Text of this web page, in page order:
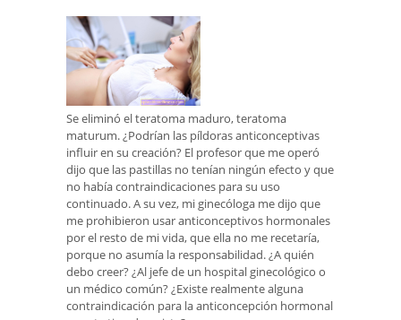
Se eliminó el teratoma maduro, teratoma
maturum. ¿Podrían las píldoras anticonceptivas
influir en su creación? El profesor que me operó
dijo que las pastillas no tenían ningún efecto y que
no había contraindicaciones para su uso
continuado. A su vez, mi ginecóloga me dijo que
me prohibieron usar anticonceptivos hormonales
por el resto de mi vida, que ella no me recetaría,
porque no asumía la responsabilidad. ¿A quién
debo creer? ¿Al jefe de un hospital ginecológico o
un médico común? ¿Existe realmente alguna
contraindicación para la anticoncepción hormonal